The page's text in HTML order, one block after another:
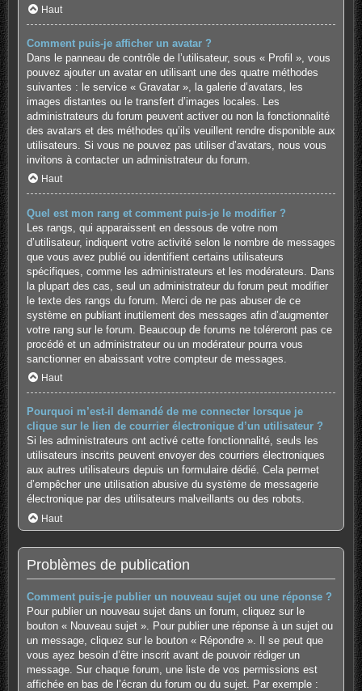
Haut
Comment puis-je afficher un avatar ?
Dans le panneau de contrôle de l’utilisateur, sous « Profil », vous
pouvez ajouter un avatar en utilisant une des quatre méthodes
suivantes : le service « Gravatar », la galerie d’avatars, les
images distantes ou le transfert d’images locales. Les
administrateurs du forum peuvent activer ou non la fonctionnalité
des avatars et des méthodes qu’ils veuillent rendre disponible aux
utilisateurs. Si vous ne pouvez pas utiliser d’avatars, nous vous
invitons à contacter un administrateur du forum.
Haut
Quel est mon rang et comment puis-je le modifier ?
Les rangs, qui apparaissent en dessous de votre nom
d’utilisateur, indiquent votre activité selon le nombre de messages
que vous avez publié ou identifient certains utilisateurs
spécifiques, comme les administrateurs et les modérateurs. Dans
la plupart des cas, seul un administrateur du forum peut modifier
le texte des rangs du forum. Merci de ne pas abuser de ce
système en publiant inutilement des messages afin d’augmenter
votre rang sur le forum. Beaucoup de forums ne toléreront pas ce
procédé et un administrateur ou un modérateur pourra vous
sanctionner en abaissant votre compteur de messages.
Haut
Pourquoi m’est-il demandé de me connecter lorsque je
clique sur le lien de courrier électronique d’un utilisateur ?
Si les administrateurs ont activé cette fonctionnalité, seuls les
utilisateurs inscrits peuvent envoyer des courriers électroniques
aux autres utilisateurs depuis un formulaire dédié. Cela permet
d’empêcher une utilisation abusive du système de messagerie
électronique par des utilisateurs malveillants ou des robots.
Haut
Problèmes de publication
Comment puis-je publier un nouveau sujet ou une réponse ?
Pour publier un nouveau sujet dans un forum, cliquez sur le
bouton « Nouveau sujet ». Pour publier une réponse à un sujet ou
un message, cliquez sur le bouton « Répondre ». Il se peut que
vous ayez besoin d’être inscrit avant de pouvoir rédiger un
message. Sur chaque forum, une liste de vos permissions est
affichée en bas de l’écran du forum ou du sujet. Par exemple :